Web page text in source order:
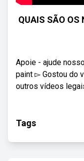
QUAIS SÃO OS
Apoie - ajude
paint ▻ Gostou do
outros vídeos
Tags